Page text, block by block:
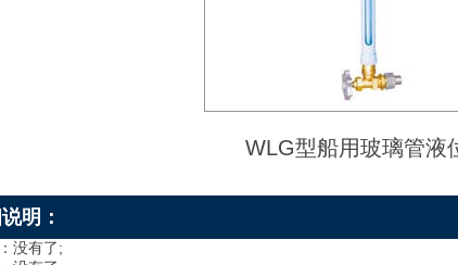
WLG型船用玻璃管液
明：
没有了;